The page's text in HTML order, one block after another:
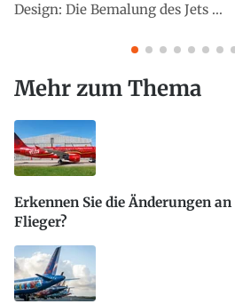
Design: Die Bemalung des Jets ...
Mehr zum Thema
Erkennen Sie die Änderungen
Flieger?